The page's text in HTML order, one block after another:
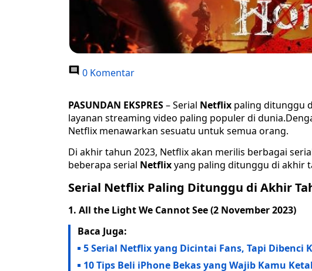
0 Komentar
PASUNDAN EKSPRES– Serial Netflix paling ditunggu
layanan streaming video paling populer di
Netflix menawarkan sesuatu untuk semua orang.
Di akhir tahun 2023, Netflix akan merilis berbagai
beberapa serial Netflixyang paling ditunggu di akhir
Serial Netflix Paling Ditunggu di Akhir
1. All the Light We Cannot See (2 November 2023)
Baca Juga:
5 Serial Netflix yang Dicintai Fans, Tapi Dibenci
10 Tips Beli iPhone Bekas yang Wajib Kamu